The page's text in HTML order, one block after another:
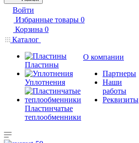
Войти
Избранные товары 0
Корзина 0
Каталог
Пластины
Уплотнения
Пластинчатые
теплообменники
О компании
Партнеры
Наши
работы
Реквизиты